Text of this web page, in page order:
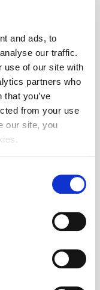
and ads, to
our traffic.
use of our site with
partners who
you’ve
from your use
our site, you